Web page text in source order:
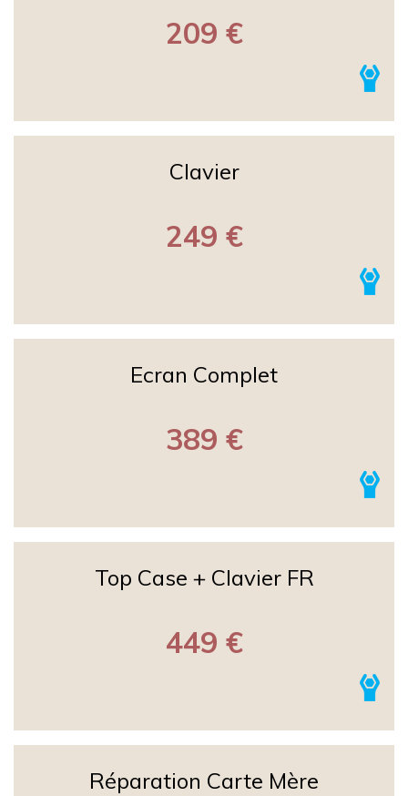
209 €
Clavier
249 €
Ecran Complet
389 €
Top Case + Clavier FR
449 €
Réparation Carte Mère